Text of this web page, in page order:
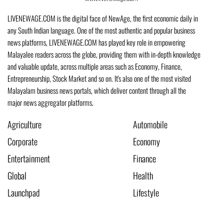
LIVENEWAGE.COM is the digital face of NewAge, the first economic daily in
any South Indian language. One of the most authentic and popular business
news platforms, LIVENEWAGE.COM has played key role in empowering
Malayalee readers across the globe, providing them with in-depth knowledge
and valuable update, across multiple areas such as Economy, Finance,
Entrepreneurship, Stock Market and so on. It's also one of the most visited
Malayalam business news portals, which deliver content through all the
major news aggregator platforms.
Agriculture
Automobile
Corporate
Economy
Entertainment
Finance
Global
Health
Launchpad
Lifestyle